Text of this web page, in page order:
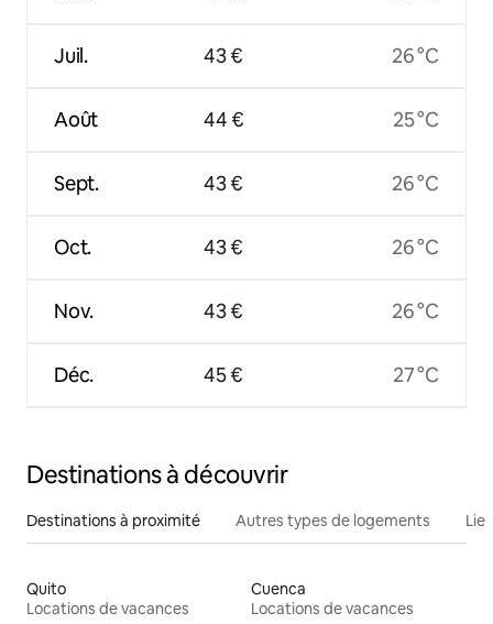
Juil.
Août
Sept.
Oct.
Nov.
Déc.
43 €
44 €
43 €
43 €
43 €
45 €
26 °C
25 °C
26 °C
26 °C
26 °C
27 °C
Destinations à découvrir
Destinations à proximité Autres types de logements
Quito
Locations de vacances
Cuenca
Locations de vacances